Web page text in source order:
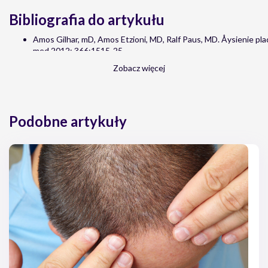
Bibliografia do artykułu
Amos Gilhar, mD, Amos Etzioni, MD, Ralf Paus, MD. Åysienie
med 2012; 366:1515-25.
https://www.mp.pl/pacjent/dermatologia/choroby/
dr hab. n. med. ElÅ¼bieta Kowalska-OlÄ™dzka, lek. Agnieszka
Ciechanowicz, dr hab. n. med. Irena Walecka, prof. CMKP,
Dyplomie, 2020(5).
Aleksandra Siemionek, Skuteczna walka z problemem Å‚ysienia
moÅ¼e w niej pomÃ³c [online], https://pulsmedycyny.pl/
problemem-lysienia-farmaceuta-moze-w-niej-pomoc-120722.
Redakcja mgr.farm, Åysienie to problem nie tylko
wystÄ™puje rÃ³wnie czÄ™stoâ€¦ [online], https://mgr.farm/
to-problem-nie-tylko-mezczyzn-u-kobiet-wystepuje-rownie-
Redakcja mgr.farm, Case study: wypadanie wÅ‚osÃ³w a
zÅ‚oÅ¼onego [online], https://mgr.farm/farmakoterapia/case-
wlosow-a-rekomendacja-preparatu-zlozonego.
Zobacz więcej
Podobne artykuły